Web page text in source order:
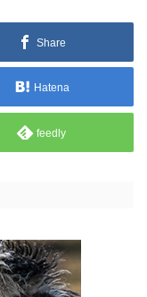
Share
Hatena
feedly